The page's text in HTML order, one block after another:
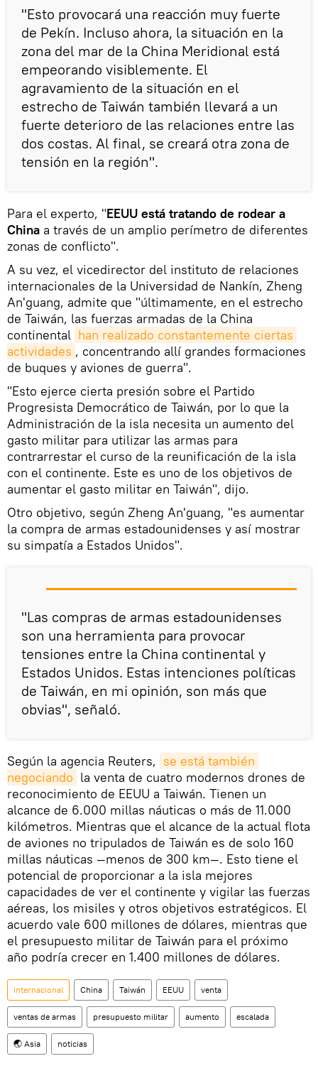
"Esto provocará una reacción muy fuerte
de Pekín. Incluso ahora, la situación en la
zona del mar de la China Meridional está
empeorando visiblemente. El
agravamiento de la situación en el
estrecho de Taiwán también llevará a un
fuerte deterioro de las relaciones entre las
dos costas. Al final, se creará otra zona de
tensión en la región".
Para el experto, "EEUU está tratando de rodear a
China a través de un amplio perímetro de diferentes
zonas de conflicto".
A su vez, el vicedirector del instituto de relaciones
internacionales de la Universidad de Nankín, Zheng
An'guang, admite que "últimamente, en el estrecho
de Taiwán, las fuerzas armadas de la China
continental han realizado constantemente ciertas
actividades , concentrando allí grandes formaciones
de buques y aviones de guerra".
"Esto ejerce cierta presión sobre el Partido
Progresista Democrático de Taiwán, por lo que la
Administración de la isla necesita un aumento del
gasto militar para utilizar las armas para
contrarrestar el curso de la reunificación de la isla
con el continente. Este es uno de los objetivos de
aumentar el gasto militar en Taiwán", dijo.
Otro objetivo, según Zheng An'guang, "es aumentar
la compra de armas estadounidenses y así mostrar
su simpatía a Estados Unidos".
"Las compras de armas estadounidenses
son una herramienta para provocar
tensiones entre la China continental y
Estados Unidos. Estas intenciones políticas
de Taiwán, en mi opinión, son más que
obvias", señaló.
Según la agencia Reuters, se está también
negociando la venta de cuatro modernos drones de
reconocimiento de EEUU a Taiwán. Tienen un
alcance de 6.000 millas náuticas o más de 11.000
kilómetros. Mientras que el alcance de la actual flota
de aviones no tripulados de Taiwán es de solo 160
millas náuticas —menos de 300 km—. Esto tiene el
potencial de proporcionar a la isla mejores
capacidades de ver el continente y vigilar las fuerzas
aéreas, los misiles y otros objetivos estratégicos. El
acuerdo vale 600 millones de dólares, mientras que
el presupuesto militar de Taiwán para el próximo
año podría crecer en 1.400 millones de dólares.
Internacional China Taiwán EEUU venta
ventas de armas presupuesto militar aumento escalada
🌏 Asia noticias